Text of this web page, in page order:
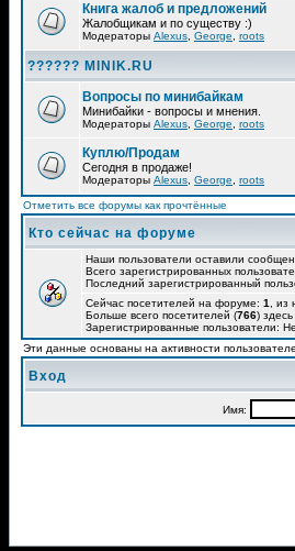
Книга жалоб и предложений
Жалобщикам и по существу :)
Модераторы Alexus George roots
?????? MINIK.RU
Вопросы по минибайкам
Минибайки - вопросы и мнения.
Модераторы Alexus George roots
Куплю/Продам
Сегодня в продаже!
Модераторы Alexus George roots
Отметить все форумы как прочтённые
Кто сейчас на форуме
Наши пользователи оставили
Всего зарегистрированных
Последний зарегистрированный
Сейчас посетителей на форуме: 1
,
Больше всего посетителей (766)
Зарегистрированные пользователи:
Эти данные основаны на активности
Вход
Имя: